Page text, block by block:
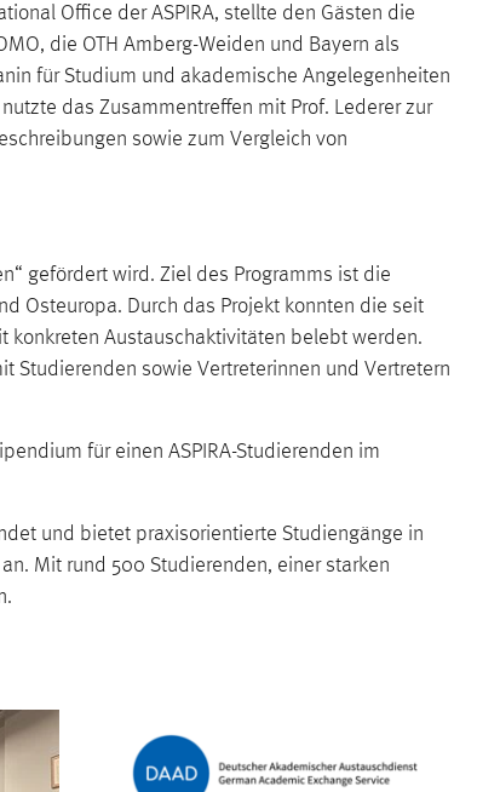
Office der ASPIRA, stellte den Gästen die
die OTH Amberg-Weiden und Bayern als
für Studium und akademische Angelegenheiten
das Zusammentreffen mit Prof. Lederer zur
sowie zum Vergleich von
gefördert wird. Ziel des Programms ist die
Osteuropa. Durch das Projekt konnten die seit
konkreten Austauschaktivitäten belebt werden.
Studierenden sowie Vertreterinnen und Vertretern
für einen ASPIRA-Studierenden im
und bietet praxisorientierte Studiengänge in
Mit rund 500 Studierenden, einer starken